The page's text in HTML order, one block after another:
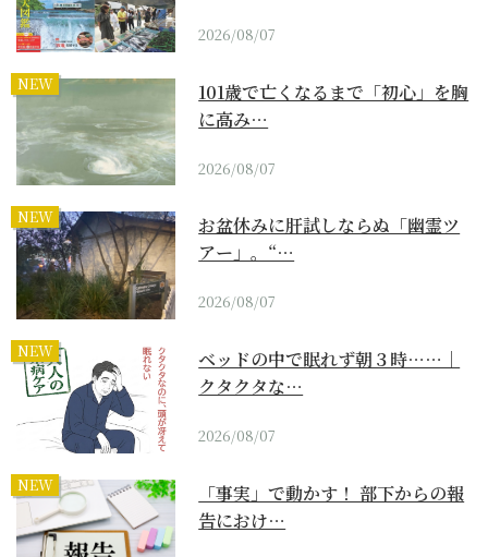
2026/08/07
NEW
101歳で亡くなるまで「初心」を胸
に高み…
2026/08/07
NEW
お盆休みに肝試しならぬ「幽霊ツ
アー」。“…
2026/08/07
NEW
ベッドの中で眠れず朝３時……｜
クタクタな…
2026/08/07
NEW
「事実」で動かす！ 部下からの報
告におけ…